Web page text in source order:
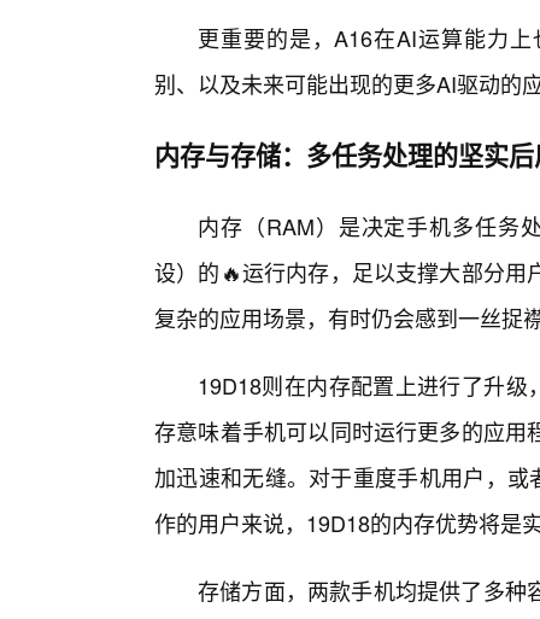
更重要的是，A16在AI运算能力
别、以及未来可能出现的更多AI驱动的
内存与存储：多任务处理的坚实
内存（RAM）是决定手机多任务
设）的🔥运行内存，足以支撑大部分
复杂的应用场景，有时仍会感到一丝捉
19D18则在内存配置上进行了升
存意味着手机可以同时运行更多的应
加迅速和无缝。对于重度手机用户，
作的用户来说，19D18的内存优势将是
存储方面，两款手机均提供了多种